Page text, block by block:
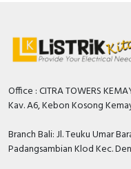
Office : CITRA TOWERS
Kav. A6, Kebon Kosong
Branch Bali: Jl. Teuku Umar
Padangsambian Klod Kec.